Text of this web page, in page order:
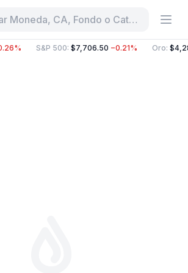
Moneda, CA, Fondo o Categoría
S&P 500: $7,706.50 −0.21% Oro: